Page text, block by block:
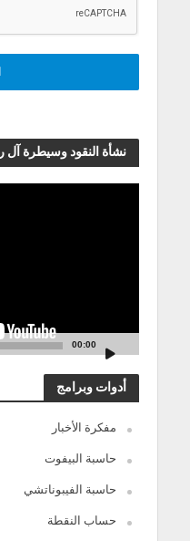
نشأة النقود وسيطرة آل
00:00
أدوات وبرامج
مفكرة الأخبار
حاسبة البيفوت
حاسبة الفيبوناتشي
حساب النقطة